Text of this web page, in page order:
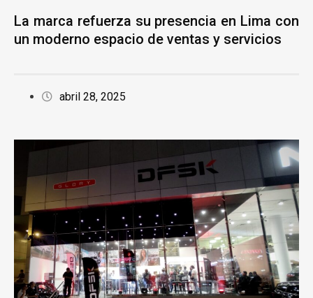
La marca refuerza su presencia en Lima con
un moderno espacio de ventas y servicios
abril 28, 2025